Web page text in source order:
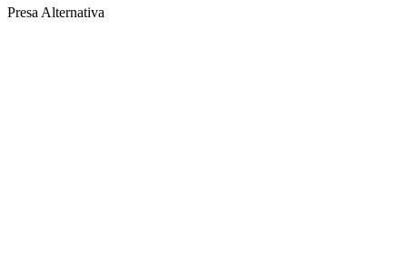
Presa Alternativa